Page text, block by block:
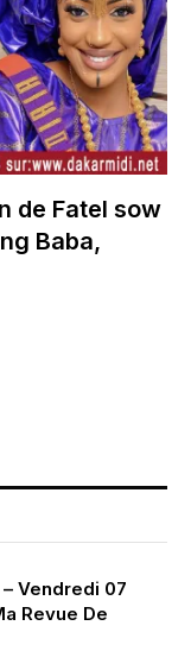
de Fatel sow
Baba,
Vendredi 07
Revue De